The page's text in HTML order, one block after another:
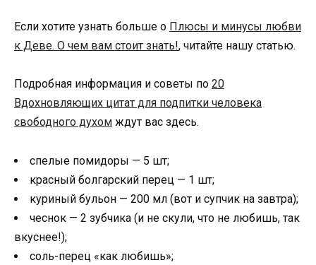
Если хотите узнать больше о Плюсы и минусы любви
к Деве. О чем вам стоит знать!, читайте нашу статью.
Подробная информация и советы по 20
Вдохновляющих цитат для подпитки человека
свободного духом ждут вас здесь.
спелые помидоры — 5 шт;
красный болгарский перец — 1 шт;
куриный бульон — 200 мл (вот и супчик на завтра);
чеснок — 2 зубчика (и не скули, что не любишь, так
вкуснее!);
соль-перец «как любишь»;